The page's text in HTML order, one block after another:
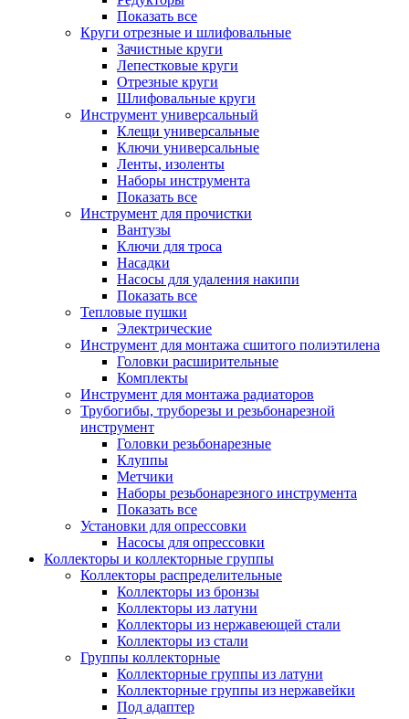
Показать все
Круги отрезные и шлифовальные
Зачистные круги
Лепестковые круги
Отрезные круги
Шлифовальные круги
Инструмент универсальный
Клещи универсальные
Ключи универсальные
Ленты, изоленты
Наборы инструмента
Показать все
Инструмент для прочистки
Вантузы
Ключи для троса
Насадки
Насосы для удаления накипи
Показать все
Тепловые пушки
Электрические
Инструмент для монтажа сшитого полиэтилена
Головки расширительные
Комплекты
Инструмент для монтажа радиаторов
Трубогибы, труборезы и резьбонарезной
инструмент
Головки резьбонарезные
Клуппы
Метчики
Наборы резьбонарезного инструмента
Показать все
Установки для опрессовки
Насосы для опрессовки
Коллекторы и коллекторные группы
Коллекторы распределительные
Коллекторы из бронзы
Коллекторы из латуни
Коллекторы из нержавеющей стали
Коллекторы из стали
Группы коллекторные
Коллекторные группы из латуни
Коллекторные группы из нержавейки
Под адаптер